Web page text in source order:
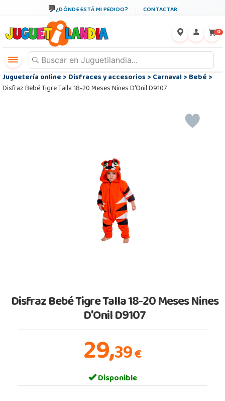
¿DÓNDE ESTÁ MI PEDIDO? CONTACTAR
0
Juguetería online>Disfraces y accesorios>Carnaval>Bebé>
Disfraz Bebé Tigre Talla 18-20 Meses Nines D'Onil D9107
Disfraz Bebé Tigre Talla 18-20 Meses Nines
D'Onil D9107
29,39€
Disponible